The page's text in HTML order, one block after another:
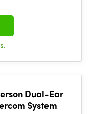
Dual-Ear
System